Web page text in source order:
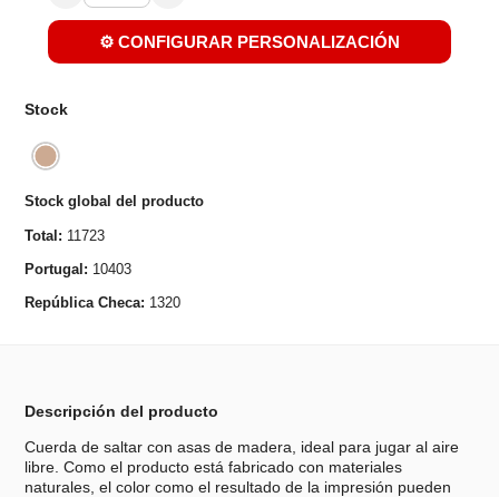
⚙️ CONFIGURAR PERSONALIZACIÓN
Stock
Stock global del producto
Total: 11723
Portugal: 10403
República Checa: 1320
Descripción del producto
Cuerda de saltar con asas de madera, ideal para jugar al aire
libre. Como el producto está fabricado con materiales
naturales, el color como el resultado de la impresión pueden